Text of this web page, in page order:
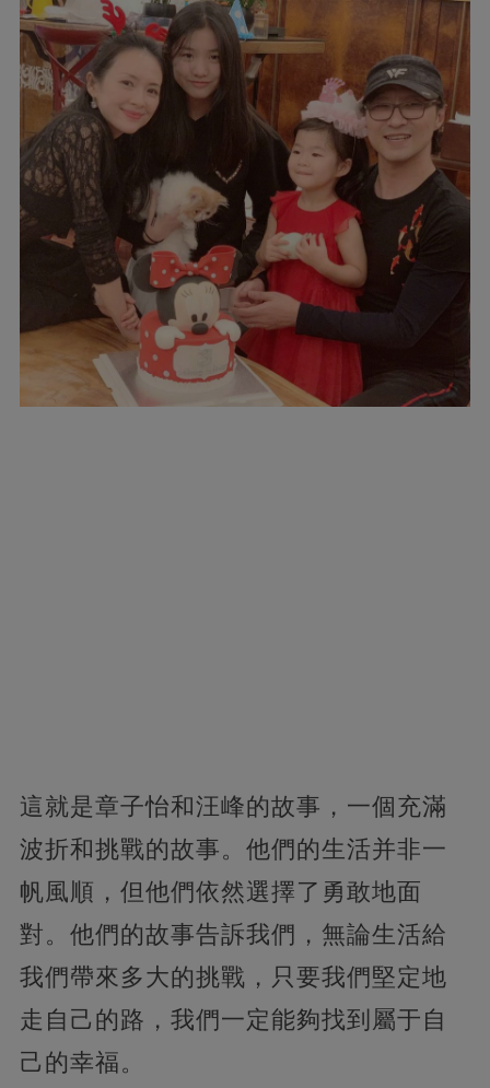
這就是章子怡和汪峰的故事，一個充滿
波折和挑戰的故事。他們的生活并非一
帆風順，但他們依然選擇了勇敢地面
對。他們的故事告訴我們，無論生活給
我們帶來多大的挑戰，只要我們堅定地
走自己的路，我們一定能夠找到屬于自
己的幸福。